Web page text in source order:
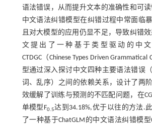
语法错误，从而提升文本的准确性和可
中文语法纠错模型在纠错过程中常面临
且对大模型的应用仍显不足，导致纠错
文提出了一种基于类型驱动的中
CTDGC（Chinese Types Driven
型通过深入探讨中文四种主要语法错误
词、乱序）之间的依赖关系，设计了两
效缓解了训练与预测的不匹配问题，在
单模型F0.5达到34.18%,优于以往的方法.
了一种基于ChatGLM的中文语法纠错模型